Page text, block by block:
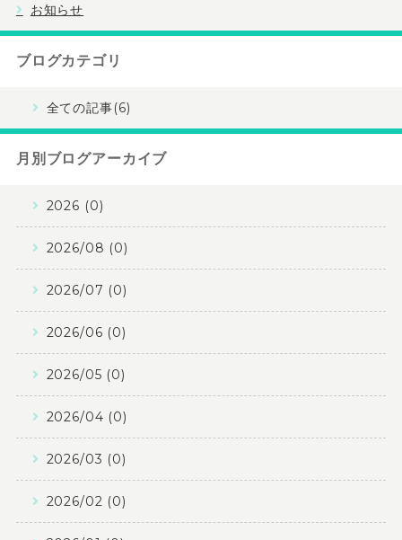
お知らせ
ブログカテゴリ
全ての記事(6)
月別ブログアーカイブ
2026 (0)
2026/08 (0)
2026/07 (0)
2026/06 (0)
2026/05 (0)
2026/04 (0)
2026/03 (0)
2026/02 (0)